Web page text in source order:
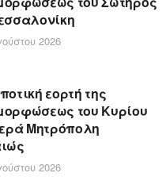
2026
εορτή της
του Κυρίου
Μητρόπολη
2026